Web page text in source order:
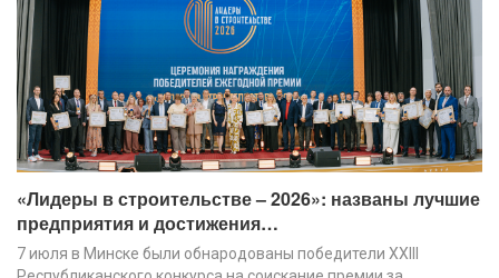
«Лидеры в строительстве – 2026»: названы лучшие
предприятия и достижения…
7 июля в Минске были обнародованы победители XХIII